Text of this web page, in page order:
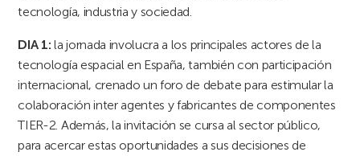
tecnología, industria y sociedad.
DIA 1: la jornada involucra a los principales actores de la
tecnología espacial en España, también con participación
internacional, crenado un foro de debate para estimular la
colaboración inter agentes y fabricantes de componentes
TIER-2. Además, la invitación se cursa al sector público,
para acercar estas oportunidades a sus decisiones de